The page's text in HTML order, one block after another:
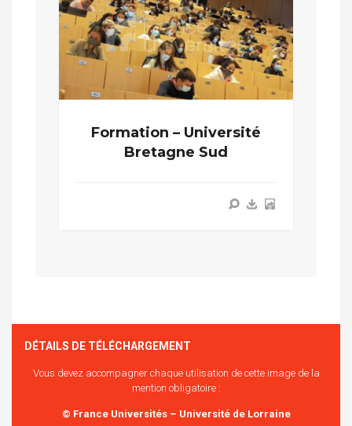
Formation – Université
Bretagne Sud
DÉTAILS DE TÉLÉCHARGEMENT
Vous devez accompagner chaque utilisation de cette image de la
mention obligatoire :
© France Universités – Université de Lorraine